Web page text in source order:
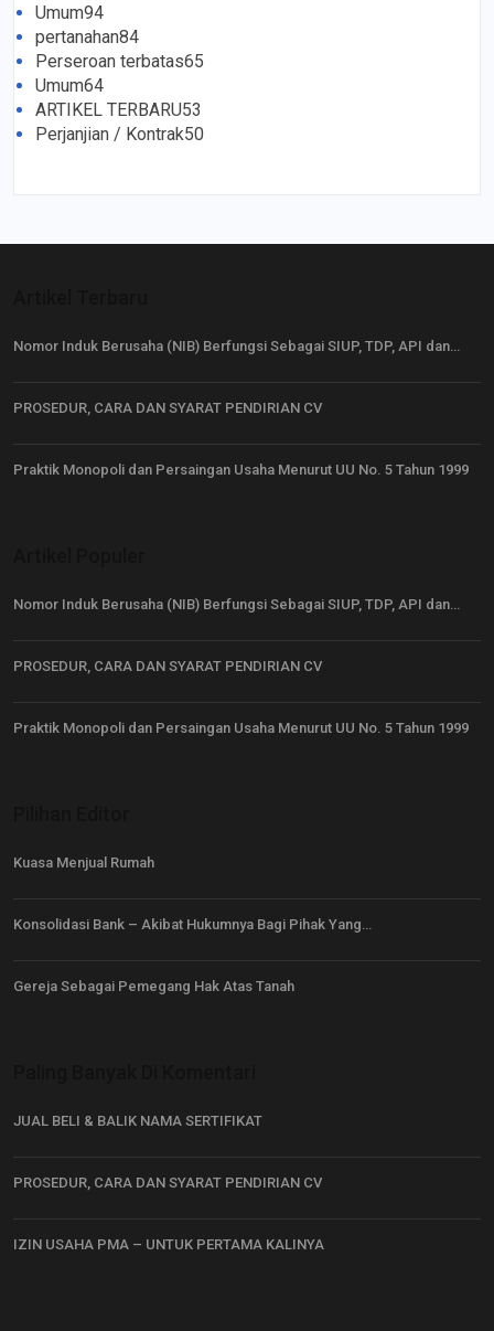
Umum94
pertanahan84
Perseroan terbatas65
Umum64
ARTIKEL TERBARU53
Perjanjian / Kontrak50
Nomor Induk Berusaha (NIB) Berfungsi Sebagai SIUP, TDP, API dan…
PROSEDUR, CARA DAN SYARAT PENDIRIAN CV
Praktik Monopoli dan Persaingan Usaha Menurut UU No. 5 Tahun 1999
Nomor Induk Berusaha (NIB) Berfungsi Sebagai SIUP, TDP, API dan…
PROSEDUR, CARA DAN SYARAT PENDIRIAN CV
Praktik Monopoli dan Persaingan Usaha Menurut UU No. 5 Tahun 1999
Kuasa Menjual Rumah
Konsolidasi Bank – Akibat Hukumnya Bagi Pihak Yang…
Gereja Sebagai Pemegang Hak Atas Tanah
JUAL BELI & BALIK NAMA SERTIFIKAT
PROSEDUR, CARA DAN SYARAT PENDIRIAN CV
IZIN USAHA PMA – UNTUK PERTAMA KALINYA